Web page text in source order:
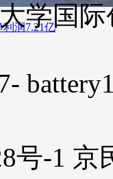
利润7.21亿
学国
号-1